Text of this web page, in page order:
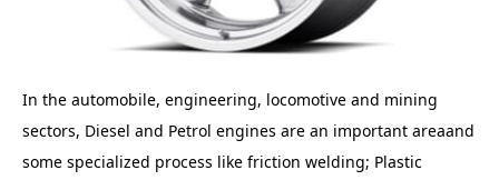
In the automobile, engineering, locomotive and mining
sectors, Diesel and Petrol engines are an important areaand
some specialized process like friction welding; Plastic